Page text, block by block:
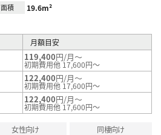
面積 19.6m²
月額目安
119,400円/月～
初期費用他 17,600円～
122,400円/月～
初期費用他 17,600円～
122,400円/月～
初期費用他 17,600円～
女性向け
同棲向け